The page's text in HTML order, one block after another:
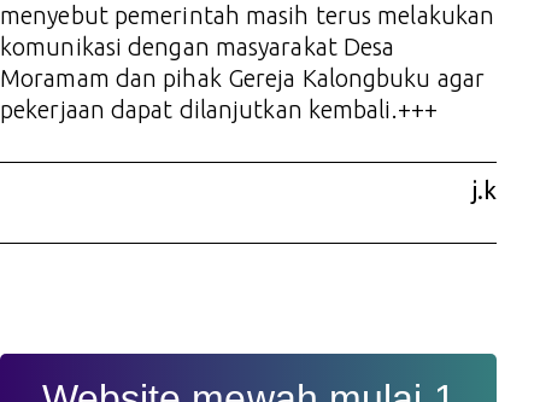
menyebut pemerintah masih terus melakukan
komunikasi dengan masyarakat Desa
Moramam dan pihak Gereja Kalongbuku agar
pekerjaan dapat dilanjutkan kembali.+++
j.k